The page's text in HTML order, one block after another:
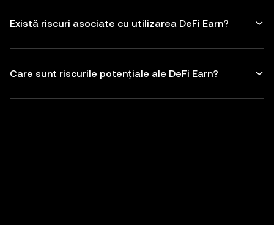
Există riscuri asociate cu utilizarea DeFi Earn?
Care sunt riscurile potențiale ale DeFi Earn?